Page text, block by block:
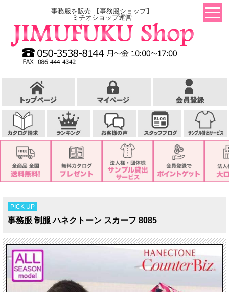
事務服を販売 【事務服ショップ】
ミチオショップ運営
PICK UP
事務服 制服 ハネクトーン スカーフ 8085